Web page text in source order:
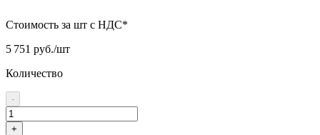
Стоимость за шт с НДС*
5 751 руб./шт
Количество
-
+